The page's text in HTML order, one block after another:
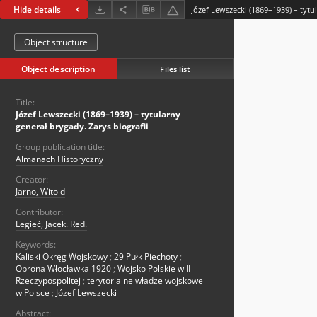
Hide details
Object structure
Object description Files list
Title:
Józef Lewszecki (1869–1939) – tytularny
generał brygady. Zarys biografii
Group publication title:
Almanach Historyczny
Creator:
Jarno, Witold
Contributor:
Legieć, Jacek. Red.
Keywords:
Kaliski Okręg Wojskowy ; 29 Pułk Piechoty ;
Obrona Włocławka 1920 ; Wojsko Polskie w II
Rzeczypospolitej ; terytorialne władze wojskowe
w Polsce ; Józef Lewszecki
Abstract: